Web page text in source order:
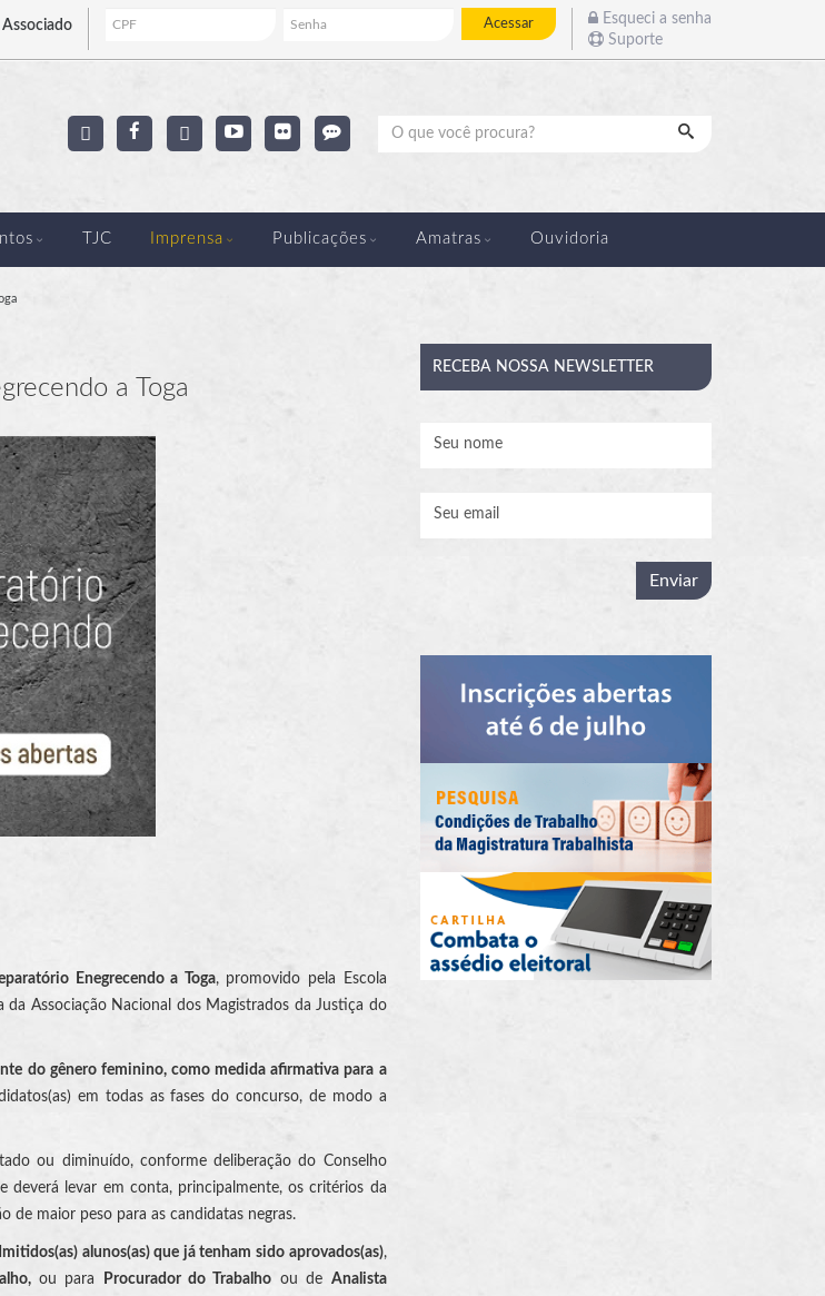
Acessar
Esqueci a senha
Suporte
Pesquisar
TJC Imprensa Publicações Amatras Ouvidoria
a Toga
Enegrecendo a Toga, promovido pela Escola
Associação Nacional dos Magistrados da Justiça do
do gênero feminino, como medida afirmativa para a
em todas as fases do concurso, de modo a
ou diminuído, conforme deliberação do Conselho
deverá levar em conta, principalmente, os critérios da
de maior peso para as candidatas negras.
alunos(as) que já tenham sido aprovados(as),
ou para Procurador do Trabalho ou de Analista
RECEBA NOSSA NEWSLETTER